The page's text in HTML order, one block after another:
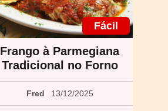
Fácil
Frango à Parmegiana
Tradicional no Forno
Fred 13/12/2025